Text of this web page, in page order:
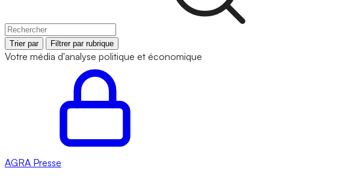
Trier par Filtrer par rubrique
Votre média d'analyse politique et économique
AGRA Presse